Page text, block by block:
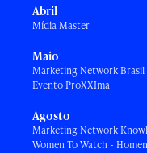
Abril
Mídia Master
Maio
Marketing Network Brasil
Evento ProXXIma
Agosto
Marketing Network
Women To Watch -